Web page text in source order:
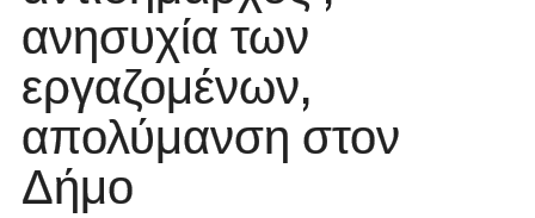
ανησυχία των
εργαζομένων,
απολύμανση στον
Δήμο